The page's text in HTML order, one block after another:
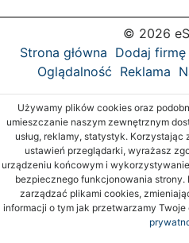
© 2026
Strona główna Dodaj
Oglądalność Reklama
Używamy plików cookies oraz
umieszczanie naszym zewnętrznym
usług, reklamy, statystyk.
ustawień przeglądarki, wyrażasz
urządzeniu końcowym i
bezpiecznego funkcjonowania strony.
zarządzać plikami cookies,
informacji o tym jak przetwarzamy